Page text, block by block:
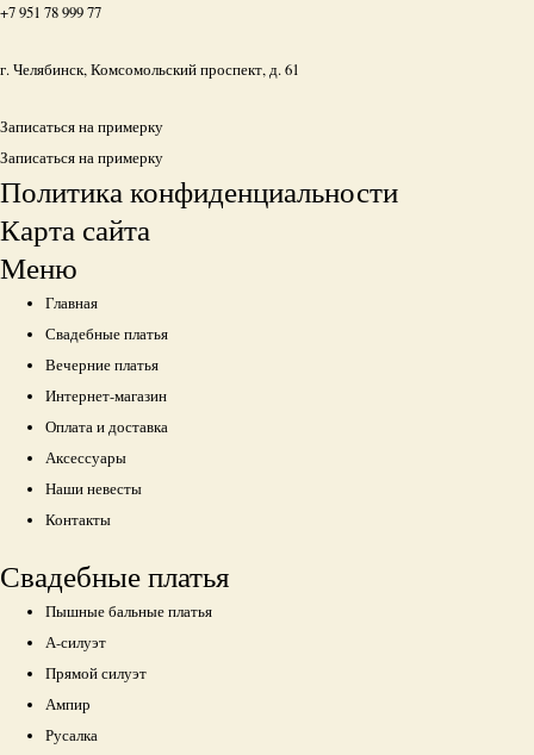
+7 951 78 999 77
г. Челябинск, Комсомольский проспект, д. 61
Записаться на примерку
Записаться на примерку
Политика конфиденциальности
Карта сайта
Меню
Главная
Свадебные платья
Вечерние платья
Интернет-магазин
Оплата и доставка
Аксессуары
Наши невесты
Контакты
Свадебные платья
Пышные бальные платья
А-силуэт
Прямой силуэт
Ампир
Русалка